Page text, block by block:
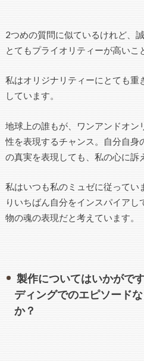
2つめの質問に似ているけれど、
とてもプライオリティーが高いこ
私はオリジナリティーにとても重
しています。
地球上の誰もが、ワンアンドオン
性を表現するチャンス。自分自身
の真実を表現しても、私の心に訴
私はいつも私のミュゼに従ってい
りいちばん自分をインスパイア
物の魂の表現だと考えています。
製作についてはいかがで
ディングでのエピソード
か？